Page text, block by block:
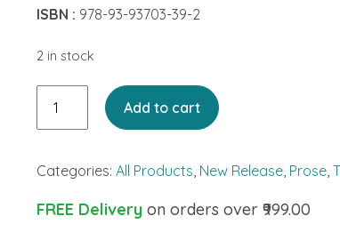
ISBN : 978-93-93703-39-2
2 in stock
Chintay
Add to cart
Categories: All Products, New Release, Prose,
FREE Delivery on orders over ₹999.00